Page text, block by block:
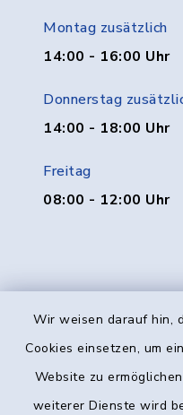
Wir weisen darauf hin,
Cookies einsetzen, um
Website zu
weiterer Dienste wird
Montag zusätzlich
14:00 - 16:00 Uhr
Donnerstag
14:00 - 18:00 Uhr
Freitag
08:00 - 12:00 Uhr